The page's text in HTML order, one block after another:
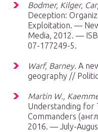
Bodmer, Kilger,
Deception:
Exploitation. —
Media, 2012. —
07-177249-5.
Warf, Barney. A
geography //
Martin W.,
Understanding for
Commanders
2016. — July-